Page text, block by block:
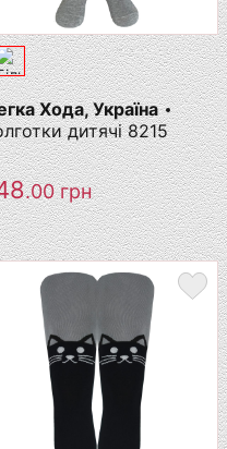
Хода, Україна
дитячі 8215
.00грн